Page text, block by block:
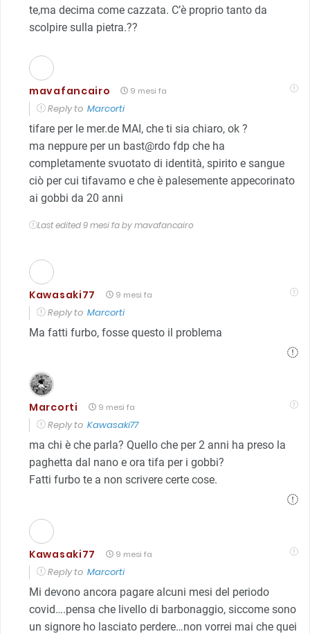
te,ma decima come cazzata. C’è proprio tanto da
scolpire sulla pietra.?‍?
mavafancairo 9 mesi fa
Reply to Marcorti
tifare per le mer.de MAI, che ti sia chiaro, ok ?
ma neppure per un bast@rdo fdp che ha
completamente svuotato di identità, spirito e sangue
ciò per cui tifavamo e che è palesemente appecorinato
ai gobbi da 20 anni
Last edited 9 mesi fa by mavafancairo
Kawasaki77 9 mesi fa
Reply to Marcorti
Ma fatti furbo, fosse questo il problema
Marcorti 9 mesi fa
Reply to Kawasaki77
ma chi è che parla? Quello che per 2 anni ha preso la
paghetta dal nano e ora tifa per i gobbi?
Fatti furbo te a non scrivere certe cose.
Kawasaki77 9 mesi fa
Reply to Marcorti
Mi devono ancora pagare alcuni mesi del periodo
covid….pensa che livello di barbonaggio, siccome sono
un signore ho lasciato perdere…non vorrei mai che quei